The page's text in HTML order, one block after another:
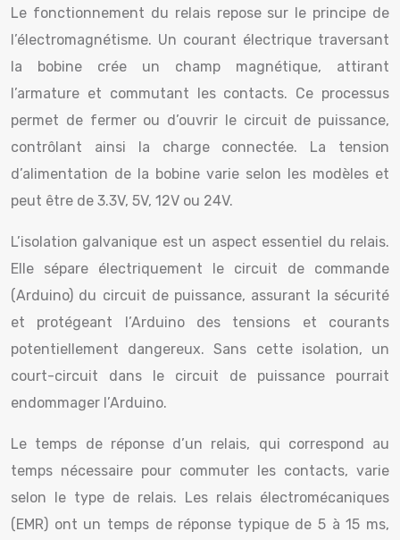
Le fonctionnement du relais repose sur le principe de
l’électromagnétisme. Un courant électrique traversant
la bobine crée un champ magnétique, attirant
l’armature et commutant les contacts. Ce processus
permet de fermer ou d’ouvrir le circuit de puissance,
contrôlant ainsi la charge connectée. La tension
d’alimentation de la bobine varie selon les modèles et
peut être de 3.3V, 5V, 12V ou 24V.
L’isolation galvanique est un aspect essentiel du relais.
Elle sépare électriquement le circuit de commande
(Arduino) du circuit de puissance, assurant la sécurité
et protégeant l’Arduino des tensions et courants
potentiellement dangereux. Sans cette isolation, un
court-circuit dans le circuit de puissance pourrait
endommager l’Arduino.
Le temps de réponse d’un relais, qui correspond au
temps nécessaire pour commuter les contacts, varie
selon le type de relais. Les relais électromécaniques
(EMR) ont un temps de réponse typique de 5 à 15 ms,